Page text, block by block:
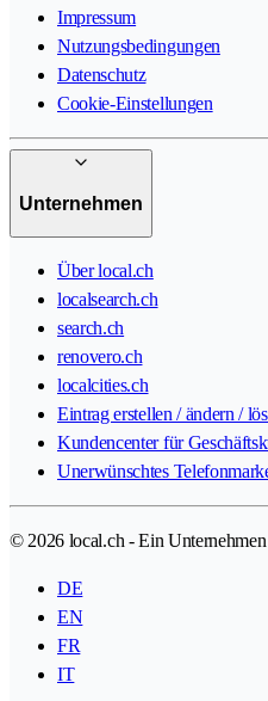
Impressum
Nutzungsbedingungen
Datenschutz
Cookie-Einstellungen
Unternehmen
Über local.ch
localsearch.ch
search.ch
renovero.ch
localcities.ch
Eintrag erstellen / ändern /
Kundencenter für
Unerwünschtes
© 2026 local.ch - Ein
DE
EN
FR
IT